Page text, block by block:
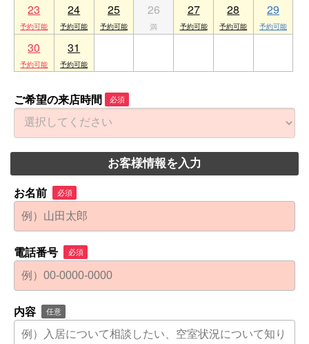
23 24 25 26 27 28 29
30 31
ご希望の来店時間 必須
お客様情報を入力
お名前 必須
電話番号 必須
内容 任意